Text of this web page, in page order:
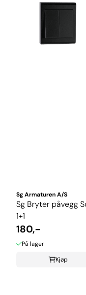
Sg Armaturen A/S
Sg Bryter påvegg
1+1
180,-
På lager
Kjøp